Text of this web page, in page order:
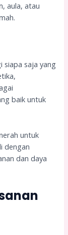
aula, atau
siapa saja yang
baik untuk
untuk
dengan
dan daya